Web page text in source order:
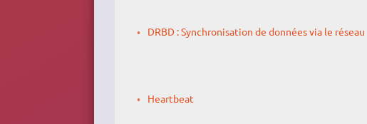
DRBD : Synchronisation de données via le réseau
Heartbeat